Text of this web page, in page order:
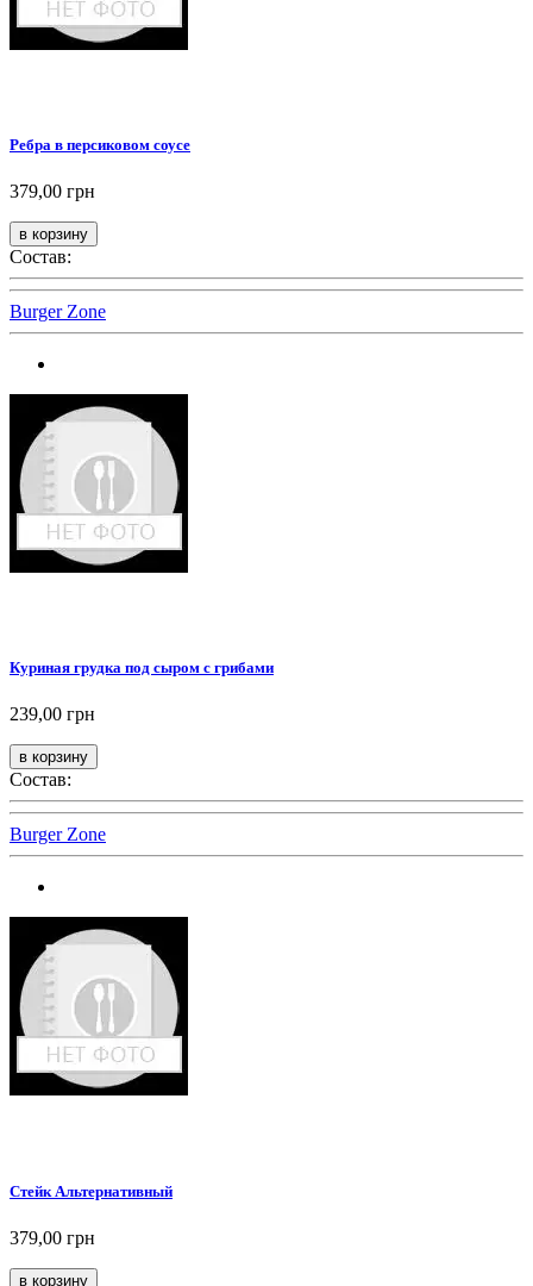
Ребра в персиковом соусе
379,00 грн
Состав:
Burger Zone
Куриная грудка под сыром с грибами
239,00 грн
Состав:
Burger Zone
Стейк Альтернативный
379,00 грн